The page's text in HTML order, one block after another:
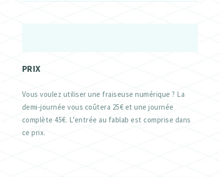
PRIX
Vous voulez utiliser une fraiseuse numérique ? La
demi-journée vous coûtera 25€ et une journée
complète 45€. L’entrée au fablab est comprise dans
ce prix.